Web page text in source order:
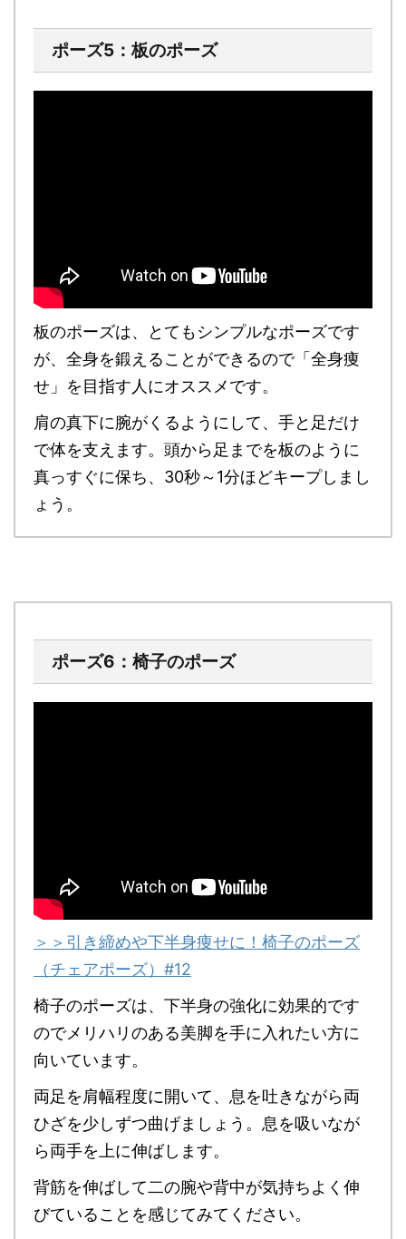
ポーズ5：板のポーズ
板のポーズは、
とてもシンプルなポーズです
が、全身を鍛えることができるので「全身痩
せ」を目指す人にオススメです。
肩の真下に腕がくるようにして、手と足だけ
で体を支えます。頭から足までを板のように
真っすぐに保ち、30秒～1分ほどキープしまし
ょう。
ポーズ6：椅子のポーズ
＞＞引き締めや下半身痩せに！椅子のポーズ
（チェアポーズ）#12
椅子のポーズは、下半身の強化に効果的です
のでメリハリのある美脚を手に入れたい方に
向いています。
両足を肩幅程度に開いて、息を吐きながら両
ひざを少しずつ曲げましょう。息を吸いなが
ら両手を上に伸ばします。
背筋を伸ばして二の腕や背中が気持ちよく伸
びていることを感じてみてください。